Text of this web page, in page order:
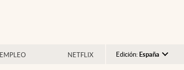
EMPLEO NETFLIX Edición: España